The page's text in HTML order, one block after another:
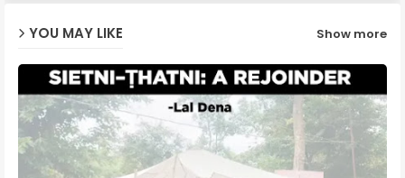
YOU MAY LIKE Show more